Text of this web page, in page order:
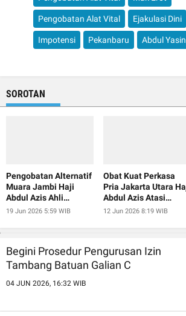
Pengobatan Alat Vital Ejakulasi Dini
Impotensi Pekanbaru Abdul Yasin
SOROTAN
Pengobatan Alternatif
Muara Jambi Haji
Abdul Azis Ahli
Pembesar Alat Vital
19 Jun 2026 5:59 WIB
Obat Kuat Perkasa
Pria Jakarta Utara
Abdul Azis Atasi
Ejakulasi Dini
12 Jun 2026 8:19 WIB
Begini Prosedur Pengurusan Izin
Tambang Batuan Galian C
04 JUN 2026, 16:32 WIB